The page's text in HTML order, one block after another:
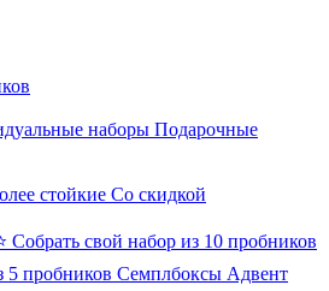
наборы Подарочные
стойкие Со скидкой
Собрать свой набор из 10 пробников
5 пробников Семплбоксы Адвент